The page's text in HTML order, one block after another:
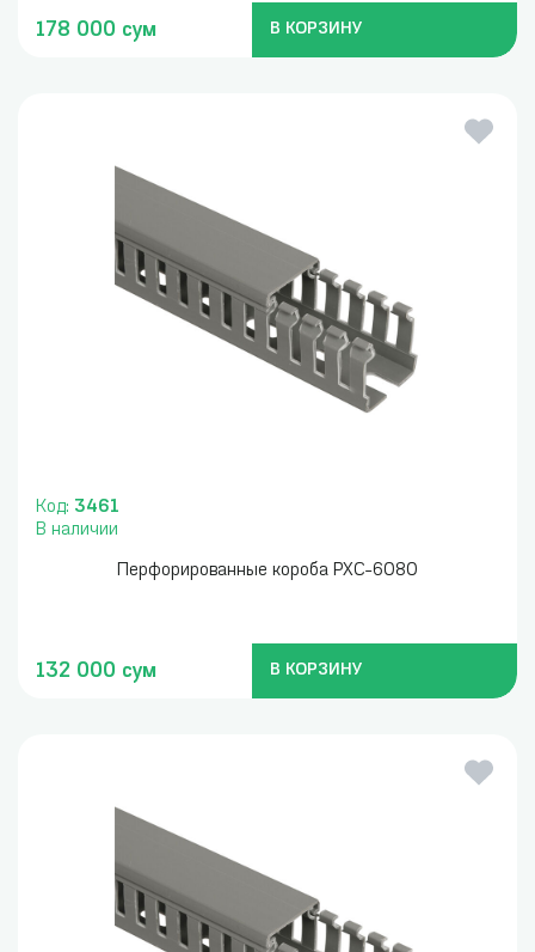
178 000 сум В КОРЗИНУ
Код: 3461
В наличии
Перфорированные короба PXC-6080
132 000 сум В КОРЗИНУ